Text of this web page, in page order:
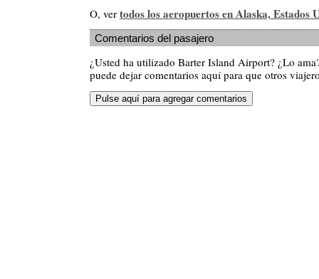
O, ver todos los aeropuertos en Alaska, Estados
Comentarios del pasajero
¿Usted ha utilizado Barter Island Airport? ¿Lo
puede dejar comentarios aquí para que otros